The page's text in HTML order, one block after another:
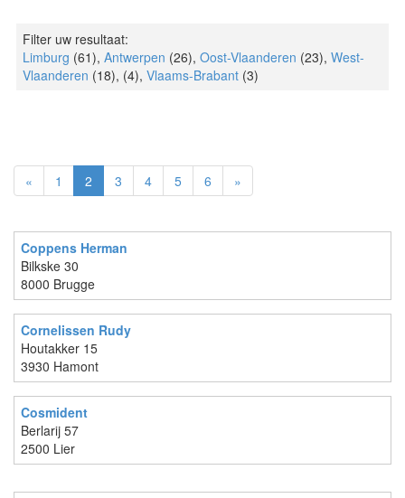
Filter uw resultaat:
Limburg (61), Antwerpen (26), Oost-Vlaanderen (23), West-
Vlaanderen (18), (4), Vlaams-Brabant (3)
« 1 2 3 4 5 6 »
Coppens Herman
Bilkske 30
8000 Brugge
Cornelissen Rudy
Houtakker 15
3930 Hamont
Cosmident
Berlarij 57
2500 Lier